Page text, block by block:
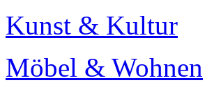
Kunst & Kultur
Möbel & Wohnen